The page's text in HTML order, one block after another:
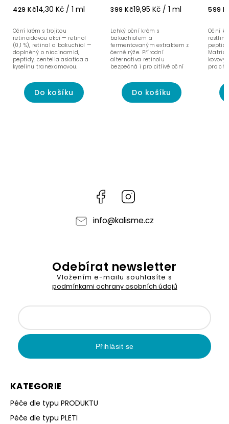
429 Kč14,30 Kč / 1 ml
Do košíku
Oční krém s trojitou
retinoidovou akcí — retinol
(0,1 %), retinal a bakuchiol —
doplněný o niacinamid,
peptidy, centella asiatica a
kyselinu tranexamovou.
399 Kč19,95 Kč / 1 ml
Do košíku
Lehký oční krém s
bakuchiolem a
fermentovaným extraktem z
černé rýže. Přírodní
alternativa retinolu
bezpečná i pro citlivé oční
599
Oční
pro
Facebook
info@kalisme.cz
KATEGORIE
Péče dle typu PRODUKTU
Péče dle typu PLETI
Odebírat newsletter
Vložením e-mailu souhlasíte s
podmínkami ochrany osobních údajů
Přihlásit se